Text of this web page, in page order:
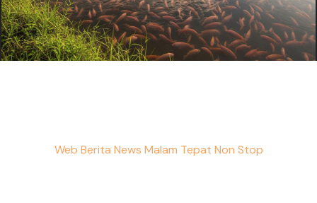
Web Berita News Malam Tepat Non Stop